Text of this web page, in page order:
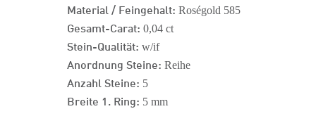
Material / Feingehalt: Roségold 585
Gesamt-Carat: 0,04 ct
Stein-Qualität: w/if
Anordnung Steine: Reihe
Anzahl Steine: 5
Breite 1. Ring: 5 mm